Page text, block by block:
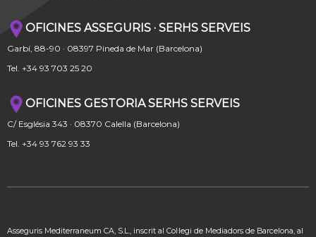
OFICINES ASSEGURIS · SERHS SERVEIS
Garbí, 88-90 · 08397 Pineda de Mar (Barcelona)
Tel. +34 93 703 25 20
OFICINES GESTORIA SERHS SERVEIS
C/ Església 343 · 08370 Calella (Barcelona)
Tel. +34 93 762 93 33
Asseguris Mediterraneum CA, S.L., inscrit al Col·legi de Mediadors de Barcelona, al